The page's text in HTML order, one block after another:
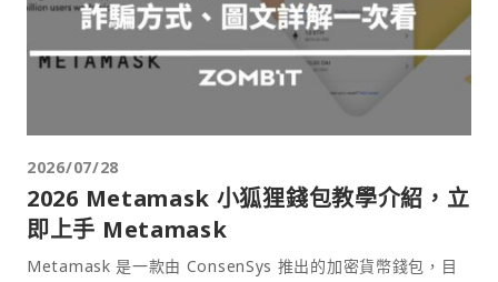
2026/07/28
2026 Metamask 小狐狸錢包教學介紹，立
即上手 Metamask
Metamask 是一款由 ConsenSys 推出的加密貨幣錢包，目